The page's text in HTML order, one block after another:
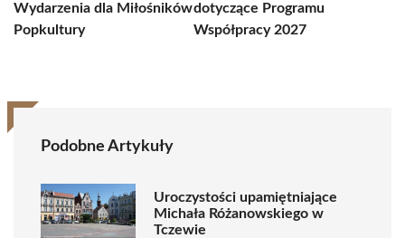
Wydarzenia dla Miłośników
Popkultury
dotyczące Programu
Współpracy 2027
Podobne Artykuły
Uroczystości upamiętniające
Michała Różanowskiego w
Tczewie